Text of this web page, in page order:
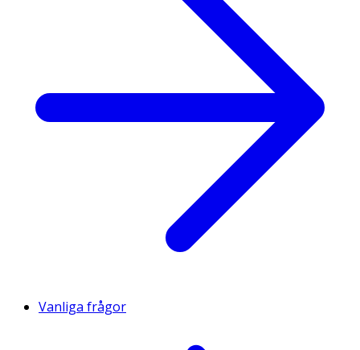
Vanliga frågor